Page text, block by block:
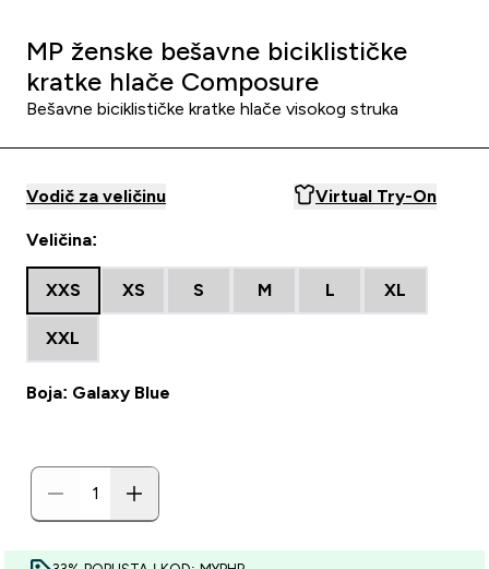
MP ženske bešavne biciklističke
kratke hlače Composure
Bešavne biciklističke kratke hlače visokog struka
Vodič za veličinu Virtual Try-On
Veličina:
XXS XS S M L XL
XXL
Boja: Galaxy Blue